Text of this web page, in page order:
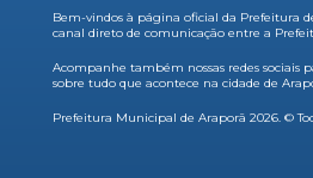
Bem-vindos à página oficial da Prefeitura
canal direto de comunicação entre a
Acompanhe também nossas redes sociais
sobre tudo que acontece na cidade de
Prefeitura Municipal de Araporã 2026. ©